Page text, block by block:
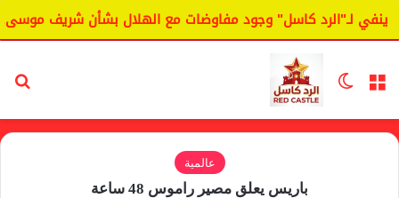
لـ"الرد كاسل" وجود مفاوضات مع الهلال بشأن شريف موسى.
القائمة الوضع المظلم
عالمية
باريس يعلق مصير راموس 48 ساعة